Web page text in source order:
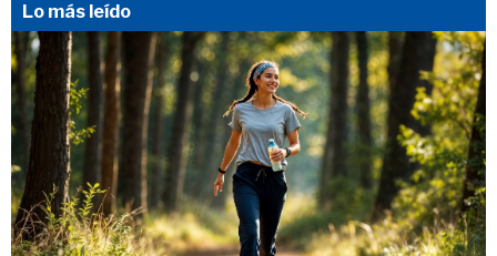
Lo más leído